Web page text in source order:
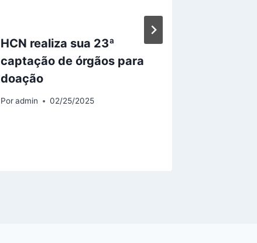
HCN realiza sua 23ª
captação de órgãos para
doação
Por admin 02/25/2025